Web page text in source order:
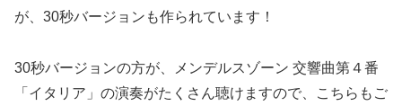
が、30秒バージョンも作られています！
30秒バージョンの方が、メンデルスゾーン 交響曲第４番
「イタリア」の演奏がたくさん聴けますので、こちらもご